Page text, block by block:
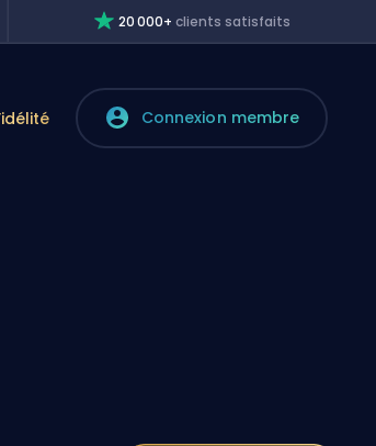
20 000+clients satisfaits
Connexion membre